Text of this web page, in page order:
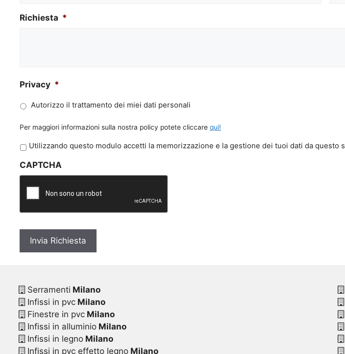
Richiesta *
Privacy *
Autorizzo il trattamento dei miei dati personali
Per maggiori informazioni sulla nostra policy potete cliccare qui!
P
i
v
y
Utilizzando questo modulo accetti la memorizzazione e la gestione dei tuoi dati da questo
CAPTCHA
Serramenti Milano
Infissi in pvcMilano
Finestre in pvcMilano
Infissi in alluminioMilano
Infissi in legnoMilano
Infissi in pvc effetto legnoMilano